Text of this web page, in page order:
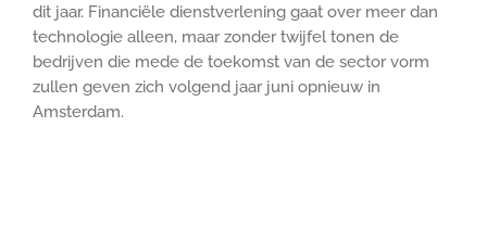
dit jaar. Financiële dienstverlening gaat over meer dan
technologie alleen, maar zonder twijfel tonen de
bedrijven die mede de toekomst van de sector vorm
zullen geven zich volgend jaar juni opnieuw in
Amsterdam.